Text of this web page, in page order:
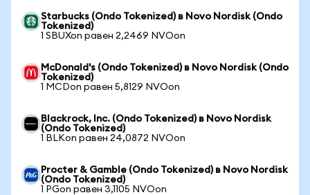
Starbucks (Ondo Tokenized) в Novo Nordisk (Ondo
Tokenized)
1 SBUXon равен 2,2469 NVOon
McDonald's (Ondo Tokenized) в Novo Nordisk (Ondo
Tokenized)
1 MCDon равен 5,8129 NVOon
Blackrock, Inc. (Ondo Tokenized) в Novo Nordisk
(Ondo Tokenized)
1 BLKon равен 24,0872 NVOon
Procter & Gamble (Ondo Tokenized) в Novo Nordisk
(Ondo Tokenized)
1 PGon равен 3,1105 NVOon